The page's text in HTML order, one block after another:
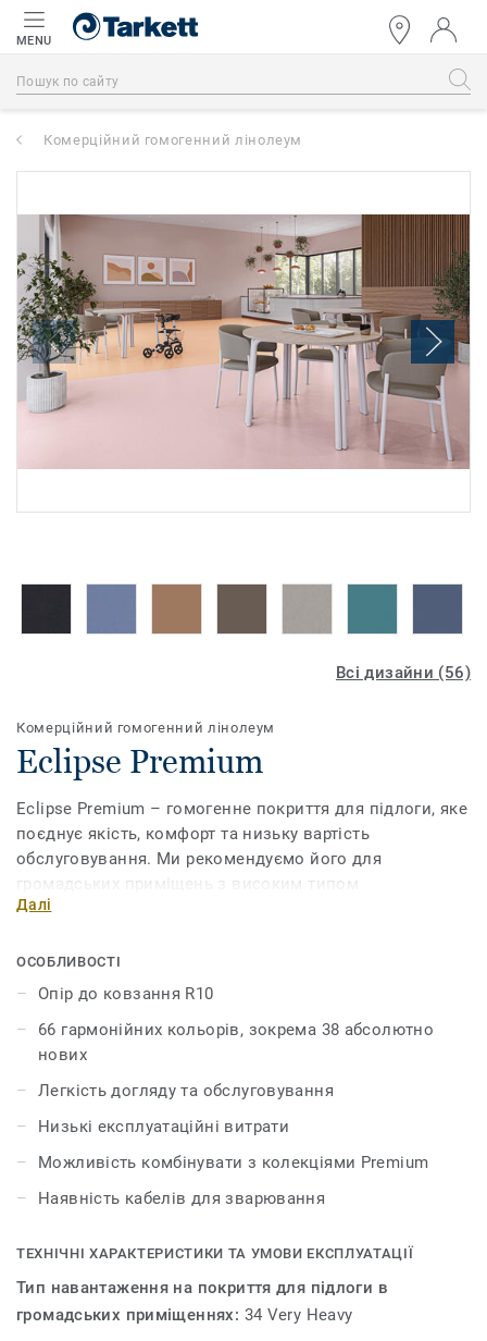
MENU
Комерційний гомогенний лінолеум
Всі дизайни (56)
Комерційний гомогенний лінолеум
Eclipse Premium
Eclipse Premium – гомогенне покриття для підлоги, яке
поєднує якість, комфорт та низьку вартість
обслуговування. Ми рекомендуємо його для
громадських приміщень з високим типом
навантаження на підлогу, зокрема для навчальних та
підсилює міцність покриття і полегшує догляд за ним.
Колекція Eclipse Premium нараховує 66 кольорів і
легко поєднується з іншими продуктами та
аксесуарами групи Premium.
Далі
ОСОБЛИВОСТІ
Опір до ковзання R10
66 гармонійних кольорів, зокрема 38 абсолютно
нових
Легкість догляду та обслуговування
Низькі експлуатаційні витрати
Можливість комбінувати з колекціями Premium
Наявність кабелів для зварювання
ТЕХНІЧНІ ХАРАКТЕРИСТИКИ ТА УМОВИ ЕКСПЛУАТАЦІЇ
Тип навантаження на покриття для підлоги в
громадських приміщеннях: 34 Very Heavy